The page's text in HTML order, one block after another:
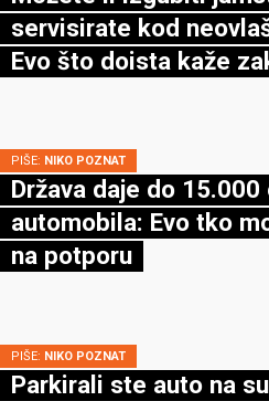
servisirate kod
Evo što doista kaže
PIŠE: NIKO POZNAT
Država daje do
automobila: Evo tko
na potporu
PIŠE: NIKO POZNAT
Parkirali ste auto na